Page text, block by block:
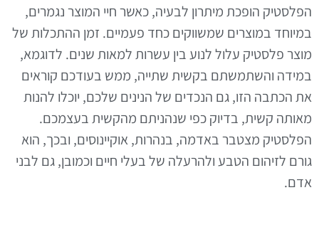
הפלסטיק הופכת מיתרון לבעיה, כאשר חיי המוצר נגמרים,
במיוחד במוצרים שמשווקים כחד פעמיים. זמן ההתכלות של
מוצר פלסטיק עלול לנוע בין עשרות למאות שנים. לדוגמא,
במידה והשתמשתם בקשית שתייה, ממש בעודכם קוראים
את הכתבה הזו, גם הנכדים של הנינים שלכם, יוכלו להנות
מאותה קשית, בדיוק כפי שנהניתם מהקשית בעצמכם.
הפלסטיק מצטבר באדמה, בנהרות, אוקיינוסים, ובכך, הוא
גורם לזיהום הטבע ולהרעלה של בעלי חיים וכמובן, גם לבני
אדם.